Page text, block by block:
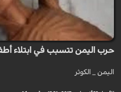
حرب اليمن تتسبب في ابتلاء
اليمن _ الكوثر